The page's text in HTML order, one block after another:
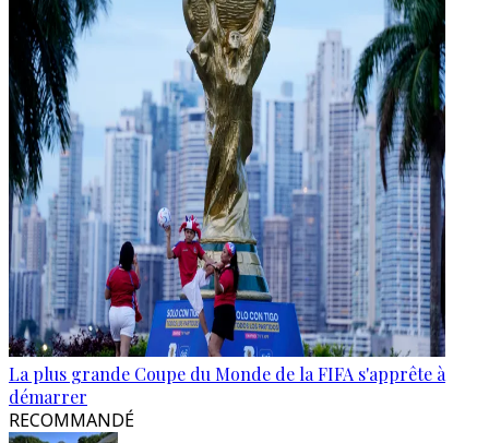
La plus grande Coupe du Monde de la FIFA s'apprête à
démarrer
RECOMMANDÉ